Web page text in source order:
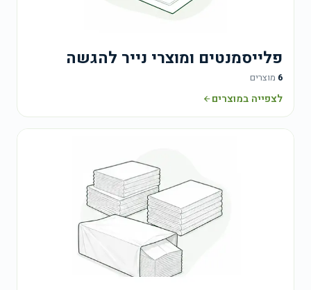
פלייסמנטים ומוצרי נייר להגשה
6 מוצרים
לצפייה במוצרים